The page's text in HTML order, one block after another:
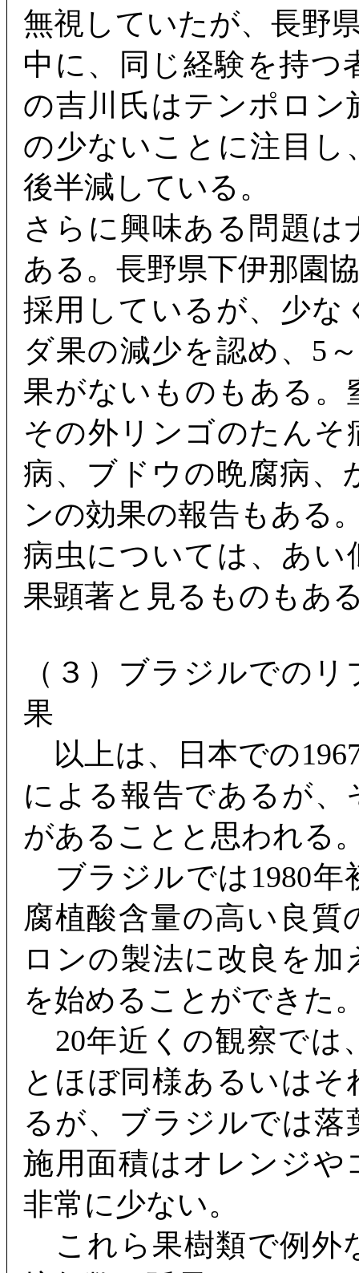
無視していたが、長野
中に、同じ経験を持
の吉川氏はテンポロン
の少ないことに注目し
後半減している。
さらに興味ある問題
ある。長野県下伊那園
採用しているが、少な
ダ果の減少を認め、5
果がないものもある。
その外リンゴのたん
病、ブドウの晩腐病、
ンの効果の報告もある
病虫については、あい
果顕著と見るものもあ
（３）ブラジルでの
果
以上は、日本での
による報告であるが
があることと思われる
ブラジルでは1980年
腐植酸含量の高い良
ロンの製法に改良を
を始めることができた
20年近くの観察では
とほぼ同様あるいは
るが、ブラジルでは
施用面積はオレンジや
非常に少ない。
これら果樹類で例外